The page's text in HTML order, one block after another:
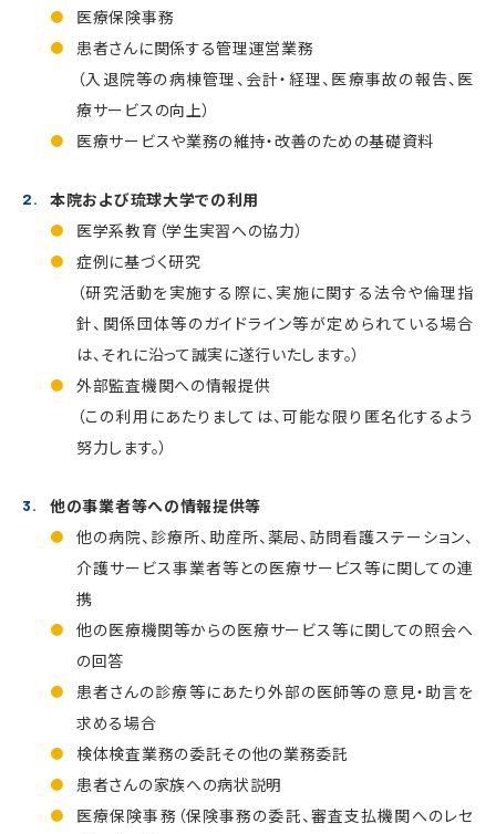
医療保険事務
患者さんに関係する管理運営業務
（入退院等の病棟管理、会計・経理、医療事故の報告、医
療サービスの向上）
医療サービスや業務の維持・改善のための基礎資料
本院および琉球大学での利用
医学系教育（学生実習への協力）
症例に基づく研究
（研究活動を実施する際に、実施に関する法令や倫理指
針、関係団体等のガイドライン等が定められている場合
は、それに沿って誠実に遂行いたします。）
外部監査機関への情報提供
（この利用にあたりましては、可能な限り匿名化するよう
努力します。）
他の事業者等への情報提供等
他の病院、診療所、助産所、薬局、訪問看護ステーション、
介護サービス事業者等との医療サービス等に関しての連
携
他の医療機関等からの医療サービス等に関しての照会へ
の回答
患者さんの診療等にあたり外部の医師等の意見・助言を
求める場合
検体検査業務の委託その他の業務委託
患者さんの家族への病状説明
医療保険事務（保険事務の委託、審査支払機関へのレセ